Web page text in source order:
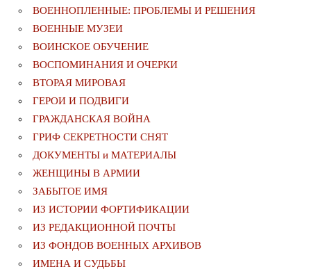
ВОЕННОПЛЕННЫЕ: ПРОБЛЕМЫ И РЕШЕНИЯ
ВОЕННЫЕ МУЗЕИ
ВОИНСКОЕ ОБУЧЕНИЕ
ВОСПОМИНАНИЯ И ОЧЕРКИ
ВТОРАЯ МИРОВАЯ
ГЕРОИ И ПОДВИГИ
ГРАЖДАНСКАЯ ВОЙНА
ГРИФ СЕКРЕТНОСТИ СНЯТ
ДОКУМЕНТЫ и МАТЕРИАЛЫ
ЖЕНЩИНЫ В АРМИИ
ЗАБЫТОЕ ИМЯ
ИЗ ИСТОРИИ ФОРТИФИКАЦИИ
ИЗ РЕДАКЦИОННОЙ ПОЧТЫ
ИЗ ФОНДОВ ВОЕННЫХ АРХИВОВ
ИМЕНА И СУДЬБЫ